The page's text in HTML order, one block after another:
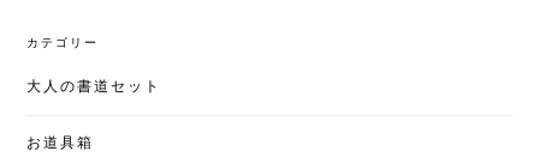
カテゴリー
大人の書道セット
お道具箱